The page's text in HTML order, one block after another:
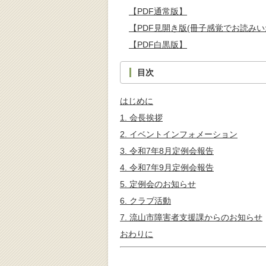
【PDF通常版】
【PDF見開き版(冊子感覚でお読みい
【PDF白黒版】
目次
はじめに
1. 会長挨拶
2. イベントインフォメーション
3. 令和7年8月定例会報告
4. 令和7年9月定例会報告
5. 定例会のお知らせ
6. クラブ活動
7. 流山市障害者支援課からのお知らせ
おわりに